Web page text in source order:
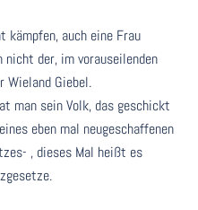
kämpfen, auch eine Frau
der, im vorauseilenden
Wieland Giebel.
man sein Volk, das geschickt
eben mal neugeschaffenen
, dieses Mal heißt es